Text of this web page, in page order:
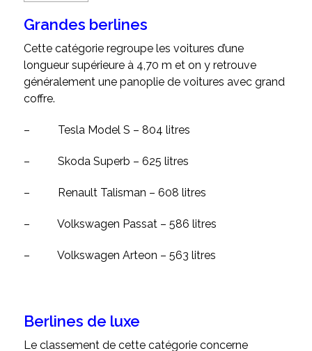
Grandes berlines
Cette catégorie regroupe les voitures d’une
longueur supérieure à 4,70 m et on y retrouve
généralement une panoplie de voitures avec grand
coffre.
– Tesla Model S – 804 litres
– Skoda Superb – 625 litres
– Renault Talisman – 608 litres
– Volkswagen Passat – 586 litres
– Volkswagen Arteon – 563 litres
Berlines de luxe
Le classement de cette catégorie concerne